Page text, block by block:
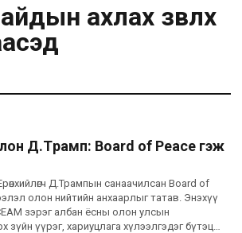
ахлах зөвлөх
Д.Tрамп: Board of Peace гэж
Д.Трампын санаачилсан Board of
олон нийтийн анхаарлыг татав. Энэхүү
зэрэг албан ёсны олон улсын
зүйн үүрэг, хариуцлага хүлээлгэдэг бүтэц